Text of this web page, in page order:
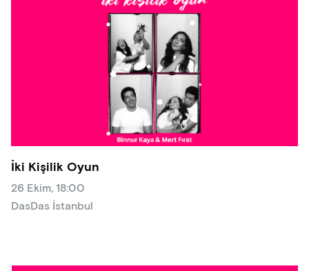
İki Kişilik Oyun
26 Ekim, 18:00
DasDas İstanbul